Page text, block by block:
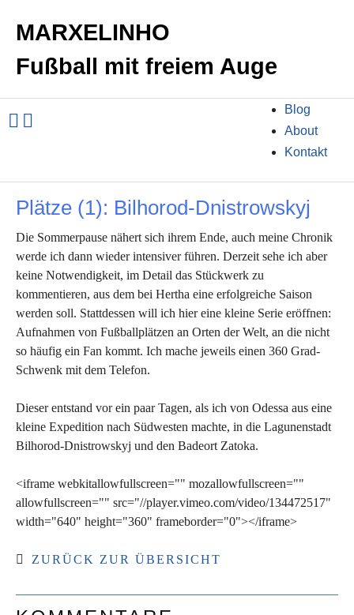
MARXELINHO
Fußball mit freiem Auge
Blog
About
Kontakt
Plätze (1): Bilhorod-Dnistrowskyj
Die Sommerpause nähert sich ihrem Ende, auch meine Chronik
werde ich dann wieder intensiver führen. Derzeit sehe ich aber
keine Notwendigkeit, im Detail das Stückwerk zu
kommentieren, aus dem bei Hertha eine erfolgreiche Saison
werden soll. Stattdessen will ich hier eine kleine Serie eröffnen:
Aufnahmen von Fußballplätzen an Orten der Welt, an die nicht
so häufig ein Fan kommt. Ich mache jeweils einen 360 Grad-
Schwenk mit dem Telefon.
Dieser entstand vor ein paar Tagen, als ich von Odessa aus eine
kleine Expedition nach Südwesten machte, in die Lagunenstadt
Bilhorod-Dnistrowskyj und den Badeort Zatoka.
<iframe webkitallowfullscreen="" mozallowfullscreen=""
allowfullscreen="" src="//player.vimeo.com/video/134472517"
width="640" height="360" frameborder="0"></iframe>
ZURÜCK ZUR ÜBERSICHT